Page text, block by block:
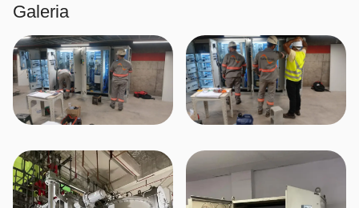
Galeria